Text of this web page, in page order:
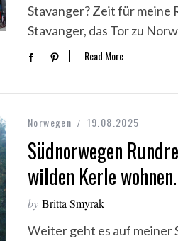
Stavanger? Zeit für meine
Stavanger, das Tor zu
Read More
Norwegen 19.08.2025
Südnorwegen
wilden Kerle wohnen.
by Britta Smyrak
Weiter geht es auf meiner